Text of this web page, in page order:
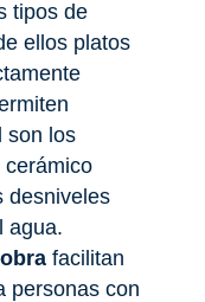
tipos de
ellos platos
son los
cerámico
desniveles
agua.
facilitan
personas con